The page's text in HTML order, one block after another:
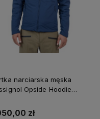
narciarska męska
Opside Hoodie
zł